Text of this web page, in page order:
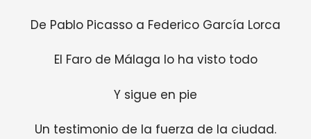
De Pablo Picasso a Federico García Lorca
El Faro de Málaga lo ha visto todo
Y sigue en pie
Un testimonio de la fuerza de la ciudad.